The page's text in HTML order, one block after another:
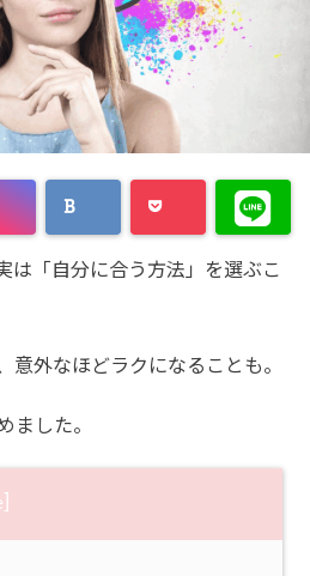
は「自分に合う方法」を選ぶこ
意外なほどラクになることも。
ました。